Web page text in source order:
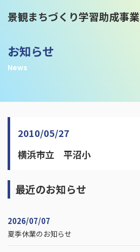
景観まちづくり学習助成事業
お知らせ
News
2010/05/27
横浜市立 平沼小
最近のお知らせ
2026/07/07
夏季休業のお知らせ